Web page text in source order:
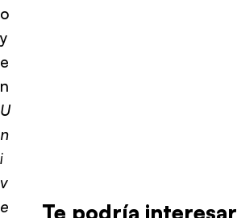
o
y
e
n
U
n
i
v
e
Te podría interesar